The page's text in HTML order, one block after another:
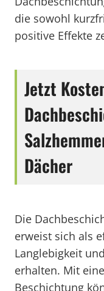
die sowohl
positive Effekte
Jetzt
Dächer
Die
erweist sich als
Langlebigkeit
erhalten. Mit
Beschichtung